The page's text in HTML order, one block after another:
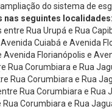
do sistema de
nas seguintes localidades:
Rua Urupá e Rua
Cuiabá e Avenida
Avenida Florianópolis e
Rua Corumbiara e Rua
Rua Corumbiara e Rua
Rua Corumbiara e Rua
Corumbiara e Rua